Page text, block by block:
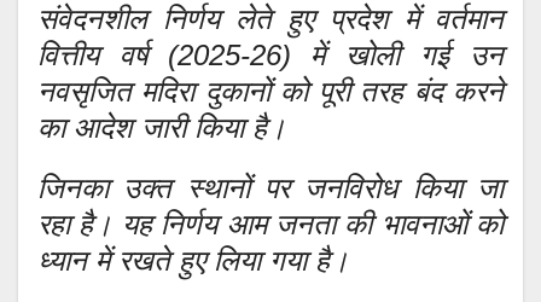
संवेदनशील निर्णय लेते हुए प्रदेश में वर्तमान
वित्तीय वर्ष (2025-26) में खोली गई उन
नवसृजित मदिरा दुकानों को पूरी तरह बंद करने
का आदेश जारी किया है।
जिनका उक्त स्थानों पर जनविरोध किया जा
रहा है। यह निर्णय आम जनता की भावनाओं को
ध्यान में रखते हुए लिया गया है।